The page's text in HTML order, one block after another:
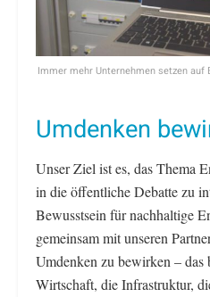
Immer mehr Unternehmen setzen
Umdenken
Unser Ziel ist es, das Thema
in die öffentliche Debatte zu
Bewusstsein für nachhaltige
gemeinsam mit unseren
Umdenken zu bewirken –
Wirtschaft, die Infrastruktur,